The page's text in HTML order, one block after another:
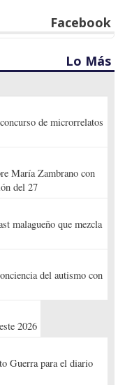
Facebook
Lo Más
de microrrelatos
María Zambrano con
del 27
malagueño que mezcla
del autismo con
2026
Guerra para el diario